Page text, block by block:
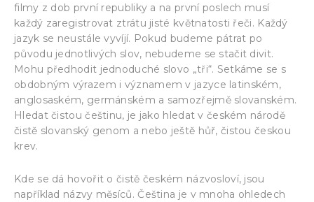
filmy z dob první republiky a na první poslech musí
každý zaregistrovat ztrátu jisté květnatosti řeči. Každý
jazyk se neustále vyvíjí. Pokud budeme pátrat po
původu jednotlivých slov, nebudeme se stačit divit.
Mohu předhodit jednoduché slovo „tři“. Setkáme se s
obdobným výrazem i významem v jazyce latinském,
anglosaském, germánském a samozřejmě slovanském.
Hledat čistou češtinu, je jako hledat v českém národě
čistě slovanský genom a nebo ještě hůř, čistou českou
krev.
Kde se dá hovořit o čistě českém názvosloví, jsou
například názvy měsíců. Čeština je v mnoha ohledech